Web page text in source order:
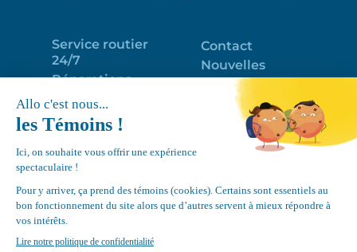
Service routier
24/7
Réparations
Programme
d’entretien
Déneigement
de toits
Équipements
Contact
Nouvelles
Portail clients
Emploi
Politique de
Google